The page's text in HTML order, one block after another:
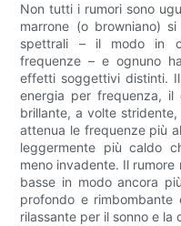
Non tutti i rumori sono
marrone (o browniano)
spettrali – il modo in
frequenze – e ognuno
effetti soggettivi distinti.
energia per frequenza,
brillante, a volte
attenua le frequenze più
leggermente più caldo
meno invadente. Il
basse in modo ancora
profondo e
rilassante per il sonno e la